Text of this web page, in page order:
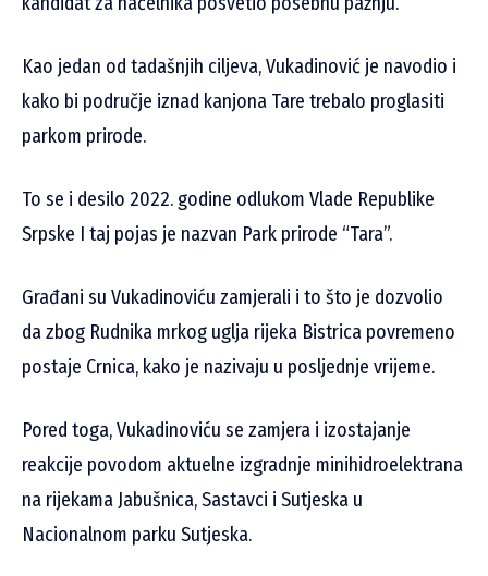
Kao jedan od tadašnjih ciljeva, Vukadinović je navodio i
kako bi područje iznad kanjona Tare trebalo proglasiti
parkom prirode.
To se i desilo 2022. godine odlukom Vlade Republike
Srpske I taj pojas je nazvan Park prirode “Tara”.
Građani su Vukadinoviću zamjerali i to što je dozvolio
da zbog Rudnika mrkog uglja rijeka Bistrica povremeno
postaje Crnica, kako je nazivaju u posljednje vrijeme.
Pored toga, Vukadinoviću se zamjera i izostajanje
reakcije povodom aktuelne izgradnje minihidroelektrana
na rijekama Jabušnica, Sastavci i Sutjeska u
Nacionalnom parku Sutjeska.